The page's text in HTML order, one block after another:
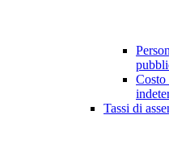
Costo
Tassi di